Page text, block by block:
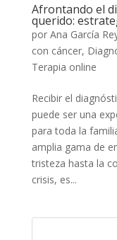
Afrontando el
querido:
por Ana García
con cáncer,
Terapia online
Recibir el
puede ser una
para toda la
amplia gama de
tristeza hasta la
crisis, es...